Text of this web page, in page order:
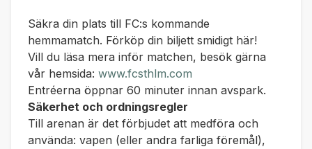
Säkra din plats till FC:s kommande
hemmamatch. Förköp din biljett smidigt här!
Vill du läsa mera inför matchen, besök gärna
vår hemsida: www.fcsthlm.com
Entréerna öppnar 60 minuter innan avspark.
Säkerhet och ordningsregler
Till arenan är det förbjudet att medföra och
använda: vapen (eller andra farliga föremål),